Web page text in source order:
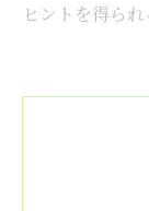
ヒントを得られ